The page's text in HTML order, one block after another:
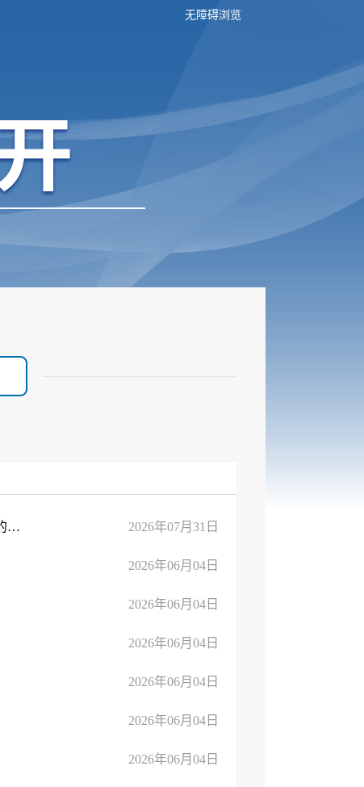
无障碍浏览
关于对蒙阴烽炬矿业投资有限公司送达《行政执法调查通知书》的公告 2026年07月31日
2026年06月04日
2026年06月04日
2026年06月04日
2026年06月04日
2026年06月04日
2026年06月04日